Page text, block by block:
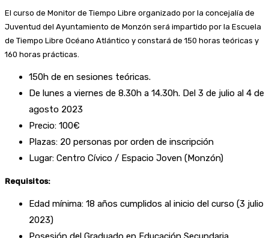
El curso de Monitor de Tiempo Libre organizado por la concejalía de
Juventud del Ayuntamiento de Monzón será impartido por la Escuela
de Tiempo Libre Océano Atlántico y constará de 150 horas teóricas y
160 horas prácticas.
150h de en sesiones teóricas.
De lunes a viernes de 8.30h a 14.30h. Del 3 de julio al 4 de
agosto 2023
Precio: 100€
Plazas: 20 personas por orden de inscripción
Lugar: Centro Cívico / Espacio Joven (Monzón)
Requisitos:
Edad mínima: 18 años cumplidos al inicio del curso (3 julio
2023)